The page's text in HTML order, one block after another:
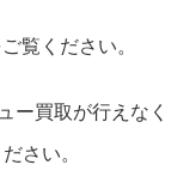
覧ください。
ー買取が行えなく
さい。